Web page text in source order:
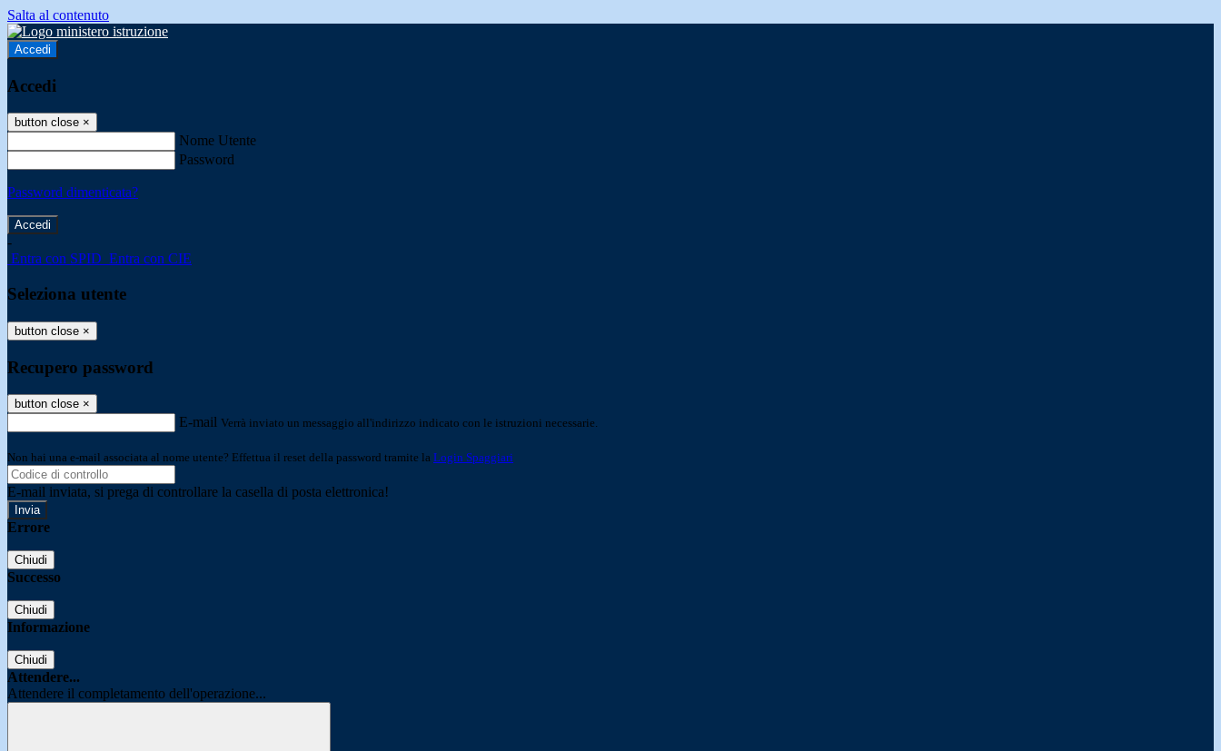
Salta al contenuto
Accedi
Accedi
button close ×
Nome Utente
Password
Password dimenticata?
-
Entra con SPID Entra con CIE
Seleziona utente
button close ×
Recupero password
button close ×
E-mail Verrà inviato un messaggio all'indirizzo indicato con le istruzioni necessarie.
Non hai una e-mail associata al nome utente? Effettua il reset della password tramite la Login Spaggiari
E-mail inviata, si prega di controllare la casella di posta elettronica!
Errore
Chiudi
Successo
Chiudi
Informazione
Chiudi
Attendere...
Attendere il completamento dell'operazione...